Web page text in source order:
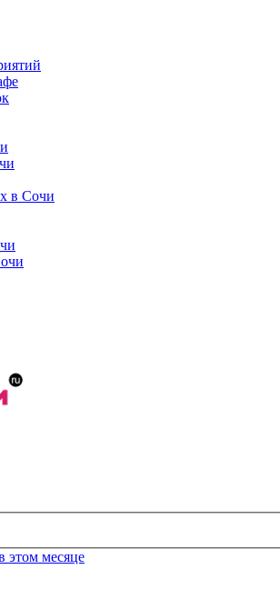
в Сочи
этом месяце